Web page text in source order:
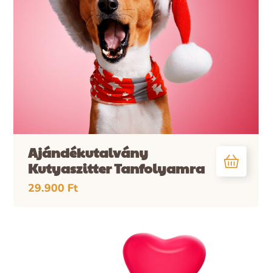
Ajándékutalvány
Kutyaszitter Tanfolyamra
29.900 Ft